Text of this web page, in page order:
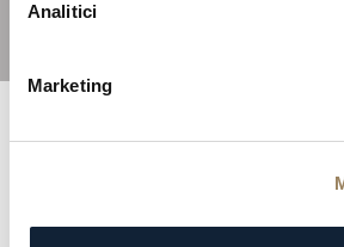
Analitici
Marketing
Registri